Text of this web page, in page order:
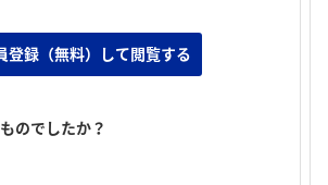
実施形式
のでしたか？
登録（無料）して閲覧する